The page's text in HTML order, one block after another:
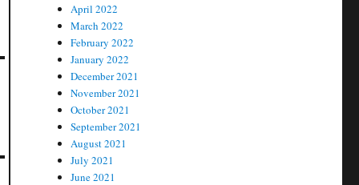
April 2022
March 2022
February 2022
January 2022
December 2021
November 2021
October 2021
September 2021
August 2021
July 2021
June 2021